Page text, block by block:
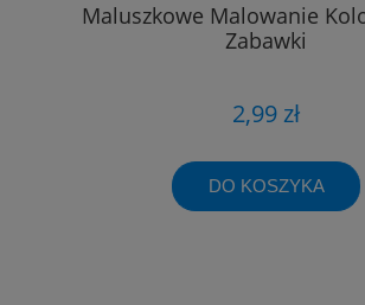
Maluszkowe Malowanie
Zabawki
2,99 zł
DO KOSZYKA